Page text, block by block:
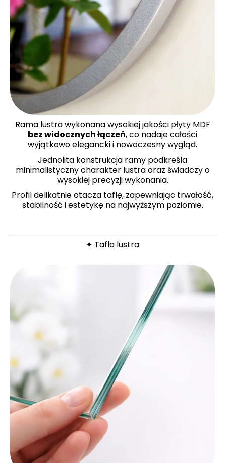
Rama lustra wykonana wysokiej jakości płyty MDF
bez widocznych łączeń, co nadaje całości
wyjątkowo elegancki i nowoczesny wygląd.
Jednolita konstrukcja ramy podkreśla
minimalistyczny charakter lustra oraz świadczy o
wysokiej precyzji wykonania.
Profil delikatnie otacza taflę, zapewniając trwałość,
stabilność i estetykę na najwyższym poziomie.
✦ Tafla lustra